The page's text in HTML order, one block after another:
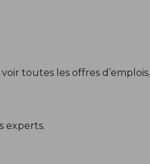
toutes les offres d’emplois.
experts.